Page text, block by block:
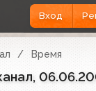
Вход
Время